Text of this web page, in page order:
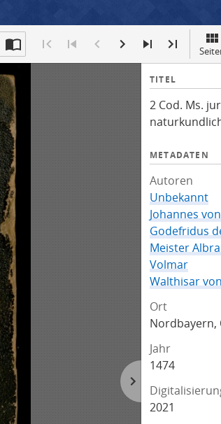
I
f
o
TITEL
2 Cod. Ms.
METADATEN
Autoren
Unbekannt
Johannes
Godefridus
Meister
Volmar
Walthisar
Ort
Nordbayern,
Jahr
1474
2021